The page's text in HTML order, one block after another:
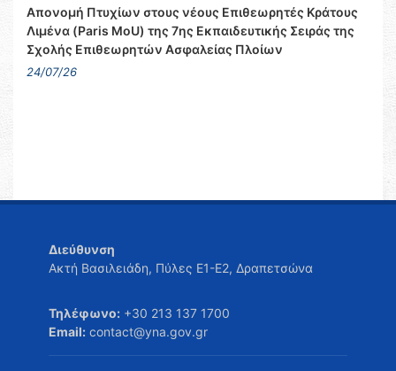
Απονομή Πτυχίων στους νέους Επιθεωρητές Κράτους
Λιμένα (Paris MoU) της 7ης Εκπαιδευτικής Σειράς της
Σχολής Επιθεωρητών Ασφαλείας Πλοίων
24/07/26
Διεύθυνση
Ακτή Βασιλειάδη, Πύλες Ε1-Ε2, Δραπετσώνα
Τηλέφωνο: +30 213 137 1700
Email: contact@yna.gov.gr